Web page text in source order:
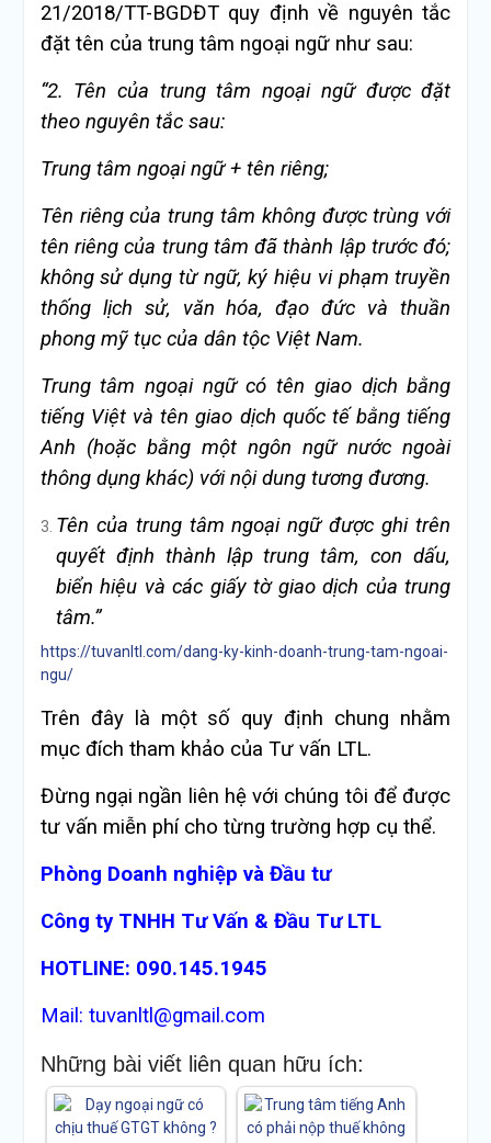
21/2018/TT-BGDĐT quy định về nguyên tắc
đặt tên của trung tâm ngoại ngữ như sau:
“2. Tên của trung tâm ngoại ngữ được đặt
theo nguyên tắc sau:
Trung tâm ngoại ngữ + tên riêng;
Tên riêng của trung tâm không được trùng với
tên riêng của trung tâm đã thành lập trước đó;
không sử dụng từ ngữ, ký hiệu vi phạm truyền
thống lịch sử, văn hóa, đạo đức và thuần
phong mỹ tục của dân tộc Việt Nam.
Trung tâm ngoại ngữ có tên giao dịch bằng
tiếng Việt và tên giao dịch quốc tế bằng tiếng
Anh (hoặc bằng một ngôn ngữ nước ngoài
thông dụng khác) với nội dung tương đương.
Tên của trung tâm ngoại ngữ được ghi trên
quyết định thành lập trung tâm, con dấu,
biển hiệu và các giấy tờ giao dịch của trung
tâm.”
https://tuvanltl.com/dang-ky-kinh-doanh-trung-tam-ngoai-
ngu/
Trên đây là một số quy định chung nhằm
mục đích tham khảo của Tư vấn LTL.
Đừng ngại ngần liên hệ với chúng tôi để được
tư vấn miễn phí cho từng trường hợp cụ thể.
Phòng Doanh nghiệp và Đầu tư
Công ty TNHH Tư Vấn & Đầu Tư LTL
HOTLINE: 090.145.1945
Mail: tuvanltl@gmail.com
Những bài viết liên quan hữu ích: